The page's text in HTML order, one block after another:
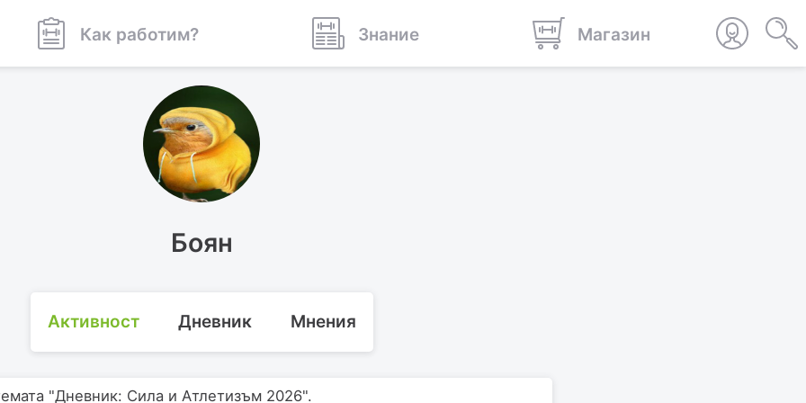
Как работим? Знание Магазин
Боян
Активност Дневник Мнения
"Дневник: Сила и Атлетизъм 2026".